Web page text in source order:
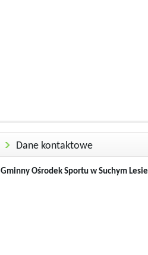
Dane kontaktowe
Gminny Ośrodek Sportu w Suchym Lesie